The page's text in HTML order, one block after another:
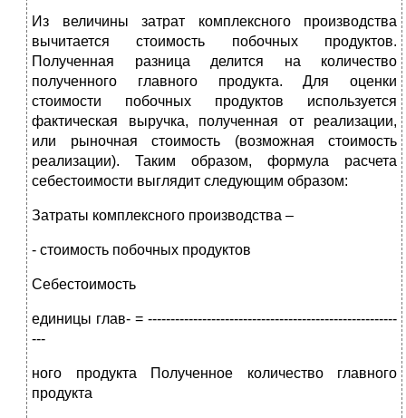
Из величины затрат комплексного производства
вычитается стоимость побочных продуктов.
Полученная разница делится на количество
полученного главного продукта. Для оценки
стоимости побочных продуктов используется
фактическая выручка, полученная от реализации,
или рыночная стоимость (возможная стоимость
реализации). Таким образом, формула расчета
себестоимости выглядит следующим образом:
Затраты комплексного производства –
- стоимость побочных продуктов
Себестоимость
единицы глав- = -------------------------------------------------------
---
ного продукта Полученное количество главного
продукта